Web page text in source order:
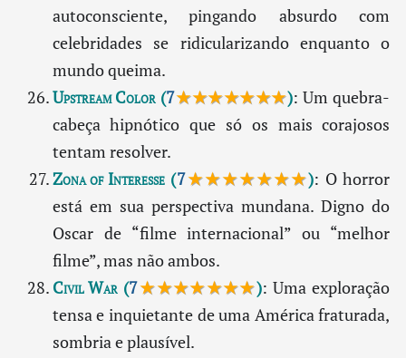
autoconsciente, pingando absurdo com
celebridades se ridicularizando enquanto o
mundo queima.
Upstream Color(7★★★★★★★): Um quebra-
cabeça hipnótico que só os mais corajosos
tentam resolver.
Zona of Interesse(7★★★★★★★): O horror
está em sua perspectiva mundana. Digno do
Oscar de “filme internacional” ou “melhor
filme”, mas não ambos.
Civil War(7★★★★★★★): Uma exploração
tensa e inquietante de uma América fraturada,
sombria e plausível.